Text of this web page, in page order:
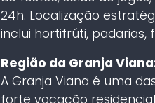
24h. Localização
inclui hortifrúti, padarias,
Região da Granja
A Granja Viana é uma
forte vocação